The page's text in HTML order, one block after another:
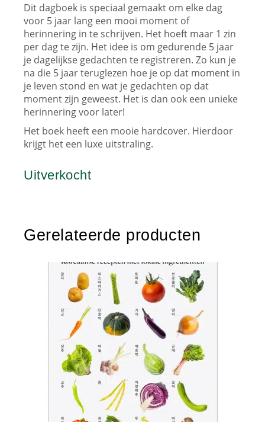
Dit dagboek is speciaal gemaakt om elke dag
voor 5 jaar lang een mooi moment of
herinnering in te schrijven. Het hoeft maar 1 zin
per dag te zijn. Het idee is om gedurende 5 jaar
je dagelijkse gedachten te registreren. Zo kun je
na die 5 jaar teruglezen hoe je op dat moment in
je leven stond en wat je gedachten op dat
moment zijn geweest. Het is dan ook een unieke
herinnering voor later!
Het boek heeft een mooie hardcover. Hierdoor
krijgt het een luxe uitstraling.
Uitverkocht
Gerelateerde producten